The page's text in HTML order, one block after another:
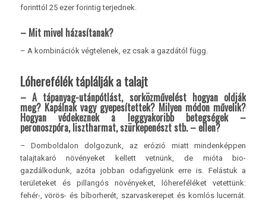
forinttól 25 ezer forintig terjednek.
– Mit mivel házasítanak?
– A kombinációk végtelenek, ez csak a gazdától függ.
Lóherefélék táplálják a talajt
– A tápanyag-utánpótlást, sorközművelést hogyan oldják
meg? Kapálnak vagy gyepesítettek? Milyen módon művelik?
Hogyan védekeznek a leggyakoribb betegségek –
peronoszpóra, lisztharmat, szürkepenészt stb. – ellen?
– Domboldalon dolgozunk, az erózió miatt mindenképpen
talajtakaró növényeket kellett vetnünk, de mióta bio­
gazdálkodunk, azóta jobban odafigyelünk erre is. Felástuk a
területeket és pillangós növényeket, lóhereféléket vetettünk:
fehér-, vörös- és bíborherét, szarvaskerepet és komlós lucernát.